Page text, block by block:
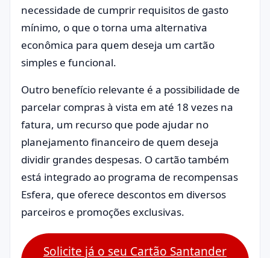
necessidade de cumprir requisitos de gasto
mínimo, o que o torna uma alternativa
econômica para quem deseja um cartão
simples e funcional.
Outro benefício relevante é a possibilidade de
parcelar compras à vista em até 18 vezes na
fatura, um recurso que pode ajudar no
planejamento financeiro de quem deseja
dividir grandes despesas. O cartão também
está integrado ao programa de recompensas
Esfera, que oferece descontos em diversos
parceiros e promoções exclusivas.
Solicite já o seu Cartão Santander